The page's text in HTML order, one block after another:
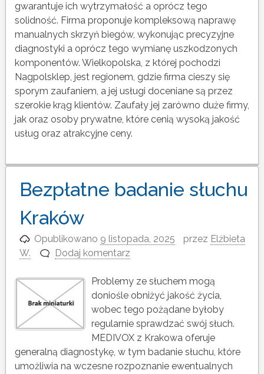
gwarantuje ich wytrzymałość a oprócz tego
solidność. Firma proponuje kompleksową naprawę
manualnych skrzyń biegów, wykonując precyzyjne
diagnostyki a oprócz tego wymianę uszkodzonych
komponentów. Wielkopolska, z której pochodzi
Nagpolsklep, jest regionem, gdzie firma cieszy się
sporym zaufaniem, a jej usługi doceniane są przez
szerokie krąg klientów. Zaufały jej zarówno duże firmy,
jak oraz osoby prywatne, które cenią wysoką jakość
usług oraz atrakcyjne ceny.
Bezpłatne badanie słuchu
Kraków
Opublikowano 9 listopada, 2025 przez Elżbieta
W.
Dodaj komentarz
Problemy ze słuchem mogą
doniośle obniżyć jakość życia,
wobec tego pożądane byłoby
regularnie sprawdzać swój słuch.
MEDIVOX z Krakowa oferuje
generalną diagnostykę, w tym badanie słuchu, które
umożliwia na wczesne rozpoznanie ewentualnych